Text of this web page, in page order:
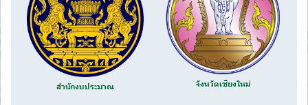
สำนักงบประมาณ จังหวัดเชียงใหม่